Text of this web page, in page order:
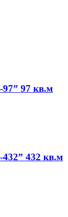
97 кв.м
432 кв.м